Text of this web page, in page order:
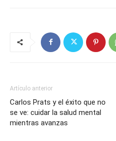
Artículo anterior
Carlos Prats y el éxito que no
se ve: cuidar la salud mental
mientras avanzas